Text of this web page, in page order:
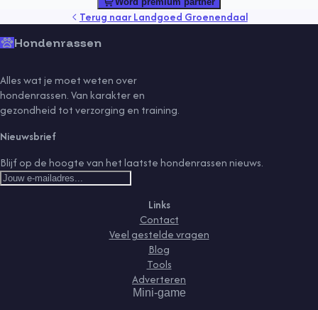
Terug naarLandgoed Groenendaal
Hondenrassen
Alles wat je moet weten over
hondenrassen. Van karakter en
gezondheid tot verzorging en training.
Nieuwsbrief
Blijf op de hoogte van het laatste hondenrassen nieuws.
Links
Contact
Veel gestelde vragen
Blog
Tools
Adverteren
Mini-game